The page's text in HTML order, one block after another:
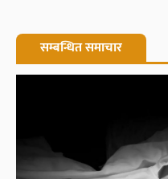
सम्बन्धित समाचार